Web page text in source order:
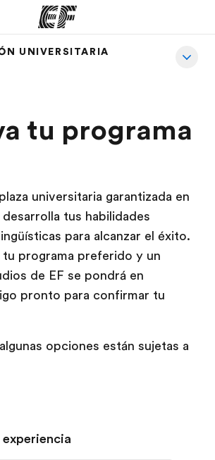
UNIVERSITARIA
tu programa
universitaria garantizada en
tus habilidades
para alcanzar el éxito.
tu programa preferido y un
de EF se pondrá en
pronto para confirmar tu
opciones están sujetas a
experiencia